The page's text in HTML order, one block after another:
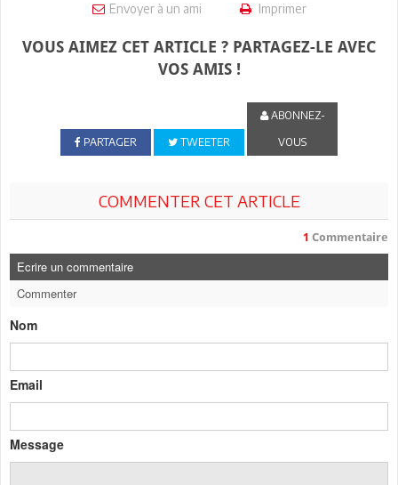
Envoyer à un ami Imprimer
VOUS AIMEZ CET ARTICLE ? PARTAGEZ-LE AVEC
VOS AMIS !
PARTAGER TWEETER
ABONNEZ-
VOUS
COMMENTER CET ARTICLE
1 Commentaire
Ecrire un commentaire
Commenter
Nom
Email
Message